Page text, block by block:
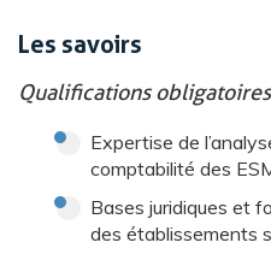
Les savoirs
Qualifications obligatoires
Expertise de
comptabilité des
Bases juridiques et
des établissements